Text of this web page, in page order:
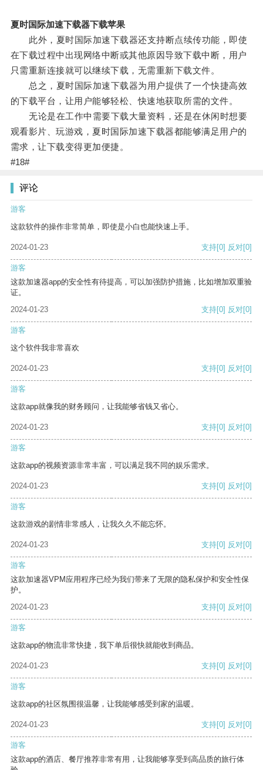
夏时国际加速下载器下载苹果
此外，夏时国际加速下载器还支持断点续传功能，即使
在下载过程中出现网络中断或其他原因导致下载中断，用户
只需重新连接就可以继续下载，无需重新下载文件。
总之，夏时国际加速下载器为用户提供了一个快捷高效
的下载平台，让用户能够轻松、快速地获取所需的文件。
无论是在工作中需要下载大量资料，还是在休闲时想要
观看影片、玩游戏，夏时国际加速下载器都能够满足用户的
需求，让下载变得更加便捷。
#18#
评论
游客
这款软件的操作非常简单，即使是小白也能快速上手。
2024-01-23 支持[0] 反对[0]
游客
这款加速器app的安全性有待提高，可以加强防护措施，比如增加双重验
证。
2024-01-23
支持[0] 反对[0]
游客
这个软件我非常喜欢
2024-01-23 支持[0] 反对[0]
游客
这款app就像我的财务顾问，让我能够省钱又省心。
2024-01-23 支持[0] 反对[0]
游客
这款app的视频资源非常丰富，可以满足我不同的娱乐需求。
2024-01-23 支持[0] 反对[0]
游客
这款游戏的剧情非常感人，让我久久不能忘怀。
2024-01-23 支持[0] 反对[0]
游客
这款加速器VPM应用程序已经为我们带来了无限的隐私保护和安全性保
护。
2024-01-23
支持[0] 反对[0]
游客
这款app的物流非常快捷，我下单后很快就能收到商品。
2024-01-23 支持[0] 反对[0]
游客
这款app的社区氛围很温馨，让我能够感受到家的温暖。
2024-01-23 支持[0] 反对[0]
游客
这款app的酒店、餐厅推荐非常有用，让我能够享受到高品质的旅行体